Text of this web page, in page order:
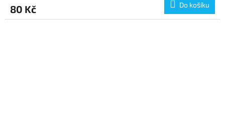
80 Kč Do košíku